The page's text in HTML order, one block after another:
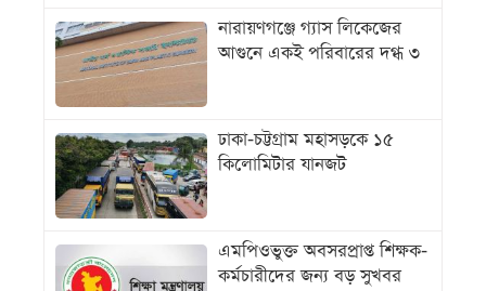
নারায়ণগঞ্জে গ্যাস লিকেজের
আগুনে একই পরিবারের দগ্ধ ৩
ঢাকা-চট্টগ্রাম মহাসড়কে ১৫
কিলোমিটার যানজট
এমপিওভুক্ত অবসরপ্রাপ্ত শিক্ষক-
কর্মচারীদের জন্য বড় সুখবর